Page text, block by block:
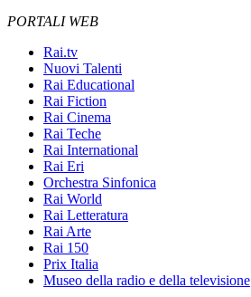
PORTALI WEB
Rai.tv
Nuovi Talenti
Rai Educational
Rai Fiction
Rai Cinema
Rai Teche
Rai International
Rai Eri
Orchestra Sinfonica
Rai World
Rai Letteratura
Rai Arte
Rai 150
Prix Italia
Museo della radio e della televisione